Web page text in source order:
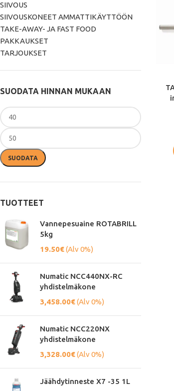
SIIVOUS
SIIVOUSKONEET AMMATTIKÄYTTÖÖN
TAKE-AWAY- JA FAST FOOD
PAKKAUKSET
TARJOUKSET
SUODATA HINNAN MUKAAN
SUODATA
TUOTTEET
Vannepesuaine ROTABRILL
5kg
19.50€(Alv 0%)
Numatic NCC440NX-RC
yhdistelmäkone
3,458.00€(Alv 0%)
Numatic NCC220NX
yhdistelmäkone
3,328.00€(Alv 0%)
Jäähdytinneste X7 -35 1L